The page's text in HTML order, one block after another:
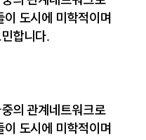
도시에 미학적이며
합니다.
의 관계네트워크로
도시에 미학적이며